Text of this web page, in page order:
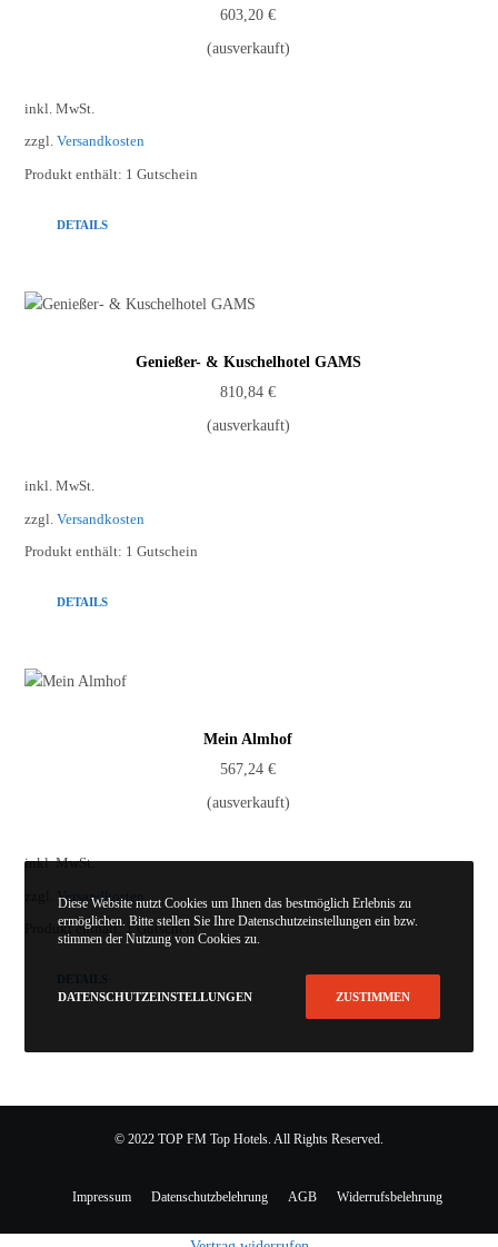
603,20€
(ausverkauft)
inkl. MwSt.
zzgl.Versandkosten
Produkt enthält: 1Gutschein
DETAILS
Genießer- & Kuschelhotel GAMS
810,84€
(ausverkauft)
inkl. MwSt.
zzgl.Versandkosten
Produkt enthält: 1Gutschein
DETAILS
Mein Almhof
567,24€
(ausverkauft)
inkl. MwSt.
Versandkosten
Produkt enthält: 1Gutschein
© 2022 TOP FM Top Hotels. All Rights Reserved.
Impressum Datenschutzbelehrung AGB Widerrufsbelehrung
Diese Website nutzt Cookies um Ihnen das bestmöglich Erlebnis zu
ermöglichen. Bitte stellen Sie Ihre Datenschutzeinstellungen ein bzw.
stimmen der Nutzung von Cookies zu.
DATENSCHUTZEINSTELLUNGEN ZUSTIMMEN